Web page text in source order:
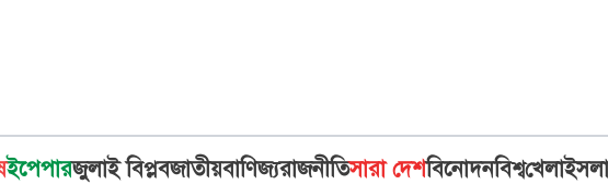
ইপেপারজুলাই বিপ্লবজাতীয়বাণিজ্যরাজনীতিসারা দেশবিনোদনবিশ্বখেলা